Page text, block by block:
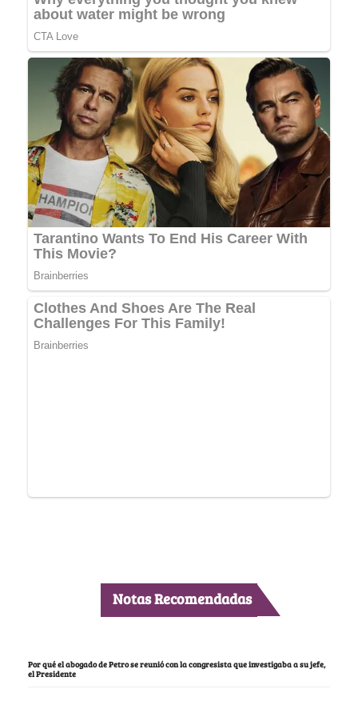
Notas Recomendadas
Por qué el abogado de Petro se reunió con la congresista que investigaba a su jefe,
el Presidente